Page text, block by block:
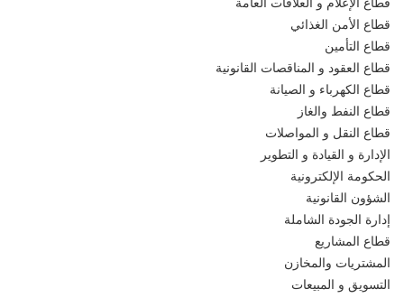
قطاع الإعلام و العلاقات العامة
قطاع الأمن الغذائي
قطاع التأمين
قطاع العقود و المناقصات القانونية
قطاع الكهرباء و الصيانة
قطاع النفط والغاز
قطاع النقل و المواصلات
الإدارة و القيادة و التطوير
الحكومة الإلكترونية
الشؤون القانونية
إدارة الجودة الشاملة
قطاع المشاريع
المشتريات والمخازن
التسويق و المبيعات